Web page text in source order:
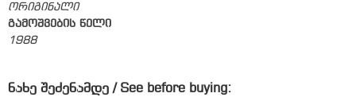
ორიგინალი
გამოშვების წელი
1988
ნახე შეძენამდე / See before buying: